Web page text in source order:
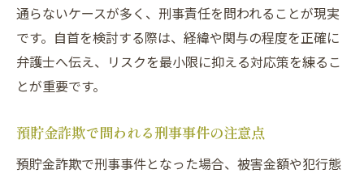
通らないケースが多く、刑事責任を問われることが現実
です。自首を検討する際は、経緯や関与の程度を正確に
弁護士へ伝え、リスクを最小限に抑える対応策を練るこ
とが重要です。
預貯金詐欺で問われる刑事事件の注意点
預貯金詐欺で刑事事件となった場合、被害金額や犯行態